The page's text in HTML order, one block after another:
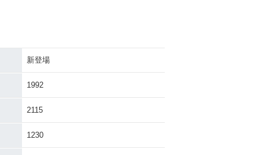
新登場
1992
2115
1230